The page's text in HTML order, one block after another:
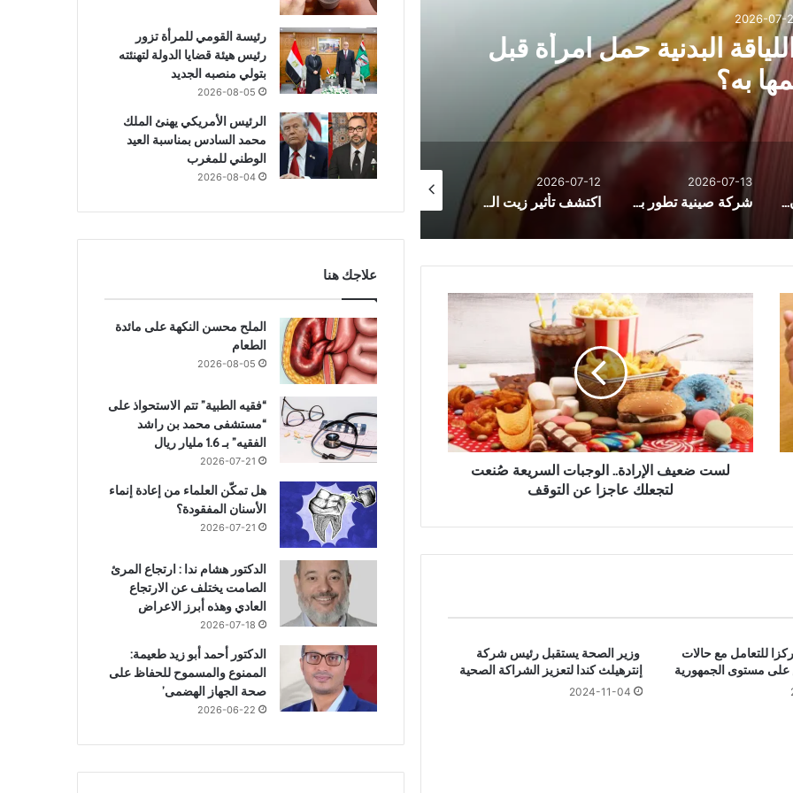
يتحول سرطان القولون إلى نسخة قادرة على غزو
الكبد؟
شركة صينية تطور بديلاً لشرائح ماسك الدماغية لا يتطلب جراحة
2026-07-12
اكتشف تأثير زيت السمك على مرضى القلب
2026-07-21
2026-07-21
2026-07-13
ل
ض
ي
ف
ا
ل
د
ل
ج
ب
لست ضعيف الإرادة.. الوجبات السريعة صُنعت
لتجعلك عاجزا عن التوقف
320 مركزا للتعامل مع حالات
على مستوى الجمهورية
وزير الصحة يستقبل رئيس شركة
إنترهيلث كندا لتعزيز الشراكة الصحية
2024-11-04
رئيسة القومي للمرأة تزور
رئيس هيئة قضايا الدولة لتهنئته
بتولي منصبه الجديد
2026-08-05
الرئيس الأمريكي يهنئ الملك
محمد السادس بمناسبة العيد
الوطني للمغرب
2026-08-04
علاجك هنا
الملح محسن النكهة على مائدة
الطعام
2026-08-05
“فقيه الطبية” تتم الاستحواذ على
“مستشفى محمد بن راشد
الفقيه” بـ 1.6 مليار ريال
2026-07-21
هل تمكّن العلماء من إعادة إنماء
الأسنان المفقودة؟
2026-07-21
الدكتور هشام ندا : ارتجاع المرئ
الصامت يختلف عن الارتجاع
العادي وهذه أبرز الاعراض
2026-07-18
الدكتور أحمد أبو زيد طعيمة:
الممنوع والمسموح للحفاظ على
صحة الجهاز الهضمى’
2026-06-22